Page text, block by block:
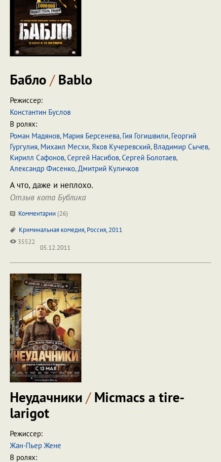
Бабло /Bablo
Режиссер:
Константин Буслов
В ролях:
Роман Мадянов, Мария Берсенева, Гия Гогишвили, Георгий
Гургулия, Михаил Месхи,Яков Кучеревский, Владимир Сычев,
Кирилл Сафонов,Сергей Насибов,Сергей Болотаев,
Александр Фисенко,Дмитрий Куличков
А что, даже и неплохо.
Отзыв кота Бублика
Комментарии (26)
Криминальная комедия,Россия,2011
35522
05.12.2011
Неудачники /Micmacs a tire-
larigot
Режиссер:
Жан-Пьер Жене
В ролях: